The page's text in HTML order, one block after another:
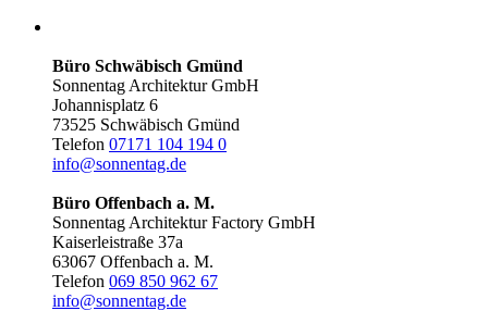
Büro Schwäbisch Gmünd
Sonnentag Architektur GmbH
Johannisplatz 6
73525 Schwäbisch Gmünd
Telefon 07171 104 194 0
info@sonnentag.de
Büro Offenbach a. M.
Sonnentag Architektur Factory GmbH
Kaiserleistraße 37a
63067 Offenbach a. M.
Telefon 069 850 962 67
info@sonnentag.de